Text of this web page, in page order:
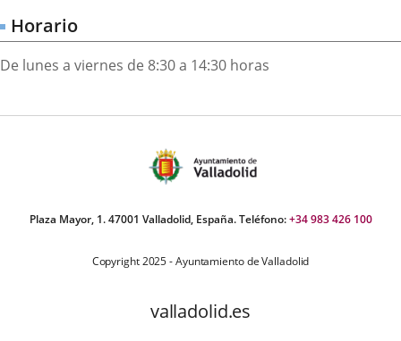
Horario
De lunes a viernes de 8:30 a 14:30 horas
Plaza Mayor, 1. 47001 Valladolid, España. Teléfono:+34 983 426 100
Copyright 2025 - Ayuntamiento de Valladolid
valladolid.es